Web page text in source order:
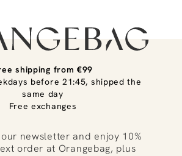
shipping from €99
before 21:45, shipped the
same day
Free exchanges
newsletter and enjoy 10%
order at Orangebag, plus